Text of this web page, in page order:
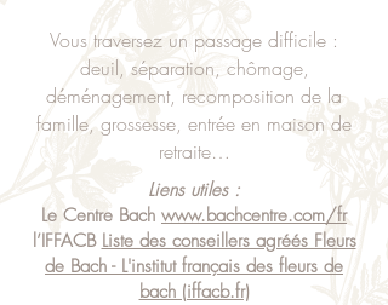
Vous traversez un passage difficile :
deuil, séparation, chômage,
déménagement, recomposition de la
famille, grossesse, entrée en maison de
retraite…
Liens utiles :
Le Centre Bach www.bachcentre.com/fr
l’IFFACB Liste des conseillers agréés Fleurs
de Bach - L'institut français des fleurs de
bach (iffacb.fr)